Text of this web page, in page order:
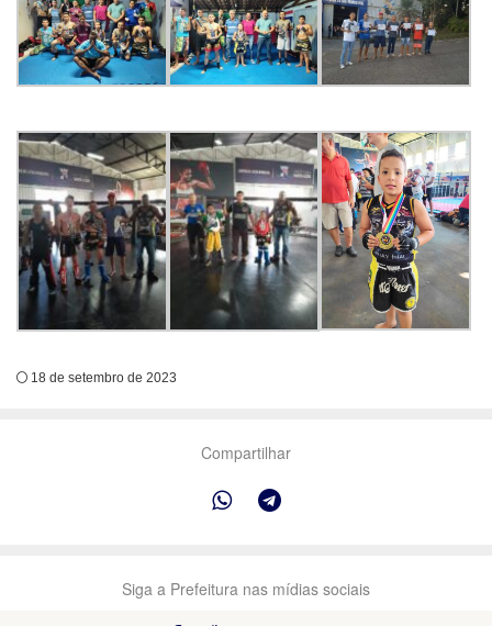
18 de setembro de 2023
Compartilhar
Siga a Prefeitura nas mídias sociais